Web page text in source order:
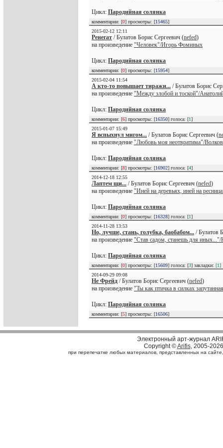
Цикл: Пародийная солянка
комментарии: [0] просмотры: [15465]
2015-02-12 12:11
Ренегат / Булатов Борис Сергеевич (nefed)
на произведение "Человек"/Игорь Фоминых
Цикл: Пародийная солянка
комментарии: [0] просмотры: [15954]
2015-02-04 11:54
А кто-то повышает тиражи... / Булатов Борис
на произведение "Между злобой и тоской"/
Цикл: Пародийная солянка
комментарии: [6] просмотры: [16350] голоса: [1]
2015-01-07 15:49
Я вспыхнул мигом... / Булатов Борис Сергеевич (
на произведение "Любовь моя неотвратима"/Волков
Цикл: Пародийная солянка
комментарии: [8] просмотры: [16902] голоса: [4]
2014-12-18 12:55
Лаптем щи... / Булатов Борис Сергеевич (nefed)
на произведение "Иней на деревьях, иней на
Цикл: Пародийная солянка
комментарии: [0] просмотры: [16328] голоса: [1]
2014-11-28 13:53
Но, лучше, стань, голубка, баобабом... / Булатов
на произведение "Став садом, станешь для
Цикл: Пародийная солянка
комментарии: [0] просмотры: [15609] голоса: [3] закладки: [1]
2014-09-29 09:08
Не Фрейд / Булатов Борис Сергеевич (nefed)
на произведение "Ты как птичка в силках
Цикл: Пародийная солянка
комментарии: [5] просмотры: [16506]
Электронный арт-журнал
Copyright ©Arifis, 2005-2026
при перепечатке любых материалов, представленных на